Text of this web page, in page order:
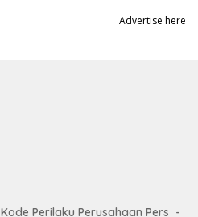
Advertise here
Kode Perilaku Perusahaan Pers